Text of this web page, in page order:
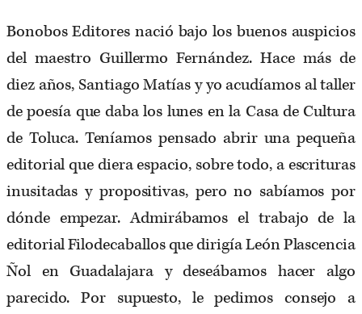
Bonobos Editores nació bajo los buenos auspicios
del maestro Guillermo Fernández. Hace más de
diez años, Santiago Matías y yo acudíamos al taller
de poesía que daba los lunes en la Casa de Cultura
de Toluca. Teníamos pensado abrir una pequeña
editorial que diera espacio, sobre todo, a escrituras
inusitadas y propositivas, pero no sabíamos por
dónde empezar. Admirábamos el trabajo de la
editorial Filodecaballos que dirigía León Plascencia
Ñol en Guadalajara y deseábamos hacer algo
parecido. Por supuesto, le pedimos consejo a